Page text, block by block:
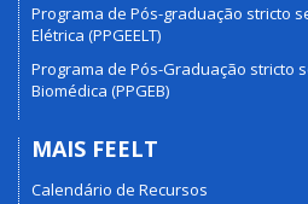
Programa de Pós-graduação stricto
Elétrica (PPGEELT)
Programa de Pós-Graduação stricto
Biomédica (PPGEB)
MAIS FEELT
Calendário de Recursos